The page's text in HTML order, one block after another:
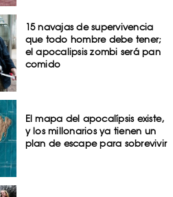
15 navajas de supervivencia
que todo hombre debe tener;
el apocalipsis zombi será pan
comido
El mapa del apocalípsis existe,
y los millonarios ya tienen un
plan de escape para sobrevivir